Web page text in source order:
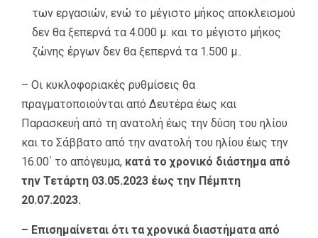
των εργασιών, ενώ το μέγιστο μήκος αποκλεισμού
δεν θα ξεπερνά τα 4.000 μ. και το μέγιστο μήκος
ζώνης έργων δεν θα ξεπερνά τα 1.500 μ..
– Οι κυκλοφοριακές ρυθμίσεις θα
πραγματοποιούνται από Δευτέρα έως και
Παρασκευή από τη ανατολή έως την δύση του ηλίου
και το Σάββατο από την ανατολή του ηλίου έως την
16.00΄ το απόγευμα, κατά το χρονικό διάστημα από
την Τετάρτη 03.05.2023 έως την Πέμπτη
20.07.2023.
– Επισημαίνεται ότι τα χρονικά διαστήματα από